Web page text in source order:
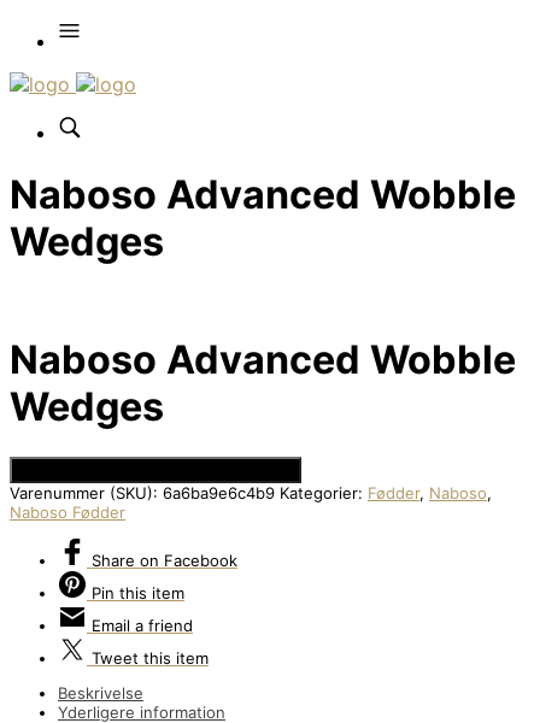
Naboso Advanced Wobble
Wedges
Naboso Advanced Wobble
Wedges
Varenummer (SKU): 6a6ba9e6c4b9 Kategorier: Fødder, Naboso,
Naboso Fødder
Share on Facebook
Pin this item
Email a friend
Tweet this item
Beskrivelse
Yderligere information